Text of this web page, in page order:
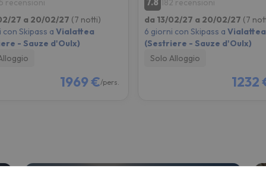
recensioni
27 a 20/02/27 (7 notti)
Skipass a Vialattea
- Sauze d'Oulx)
1969 €/pers.
7.8
182 recensioni
da 13/02/27 a 20/02/27 (7
6 giorni con Skipass a Vialattea
(Sestriere - Sauze d'Oulx)
Solo Alloggio
1232